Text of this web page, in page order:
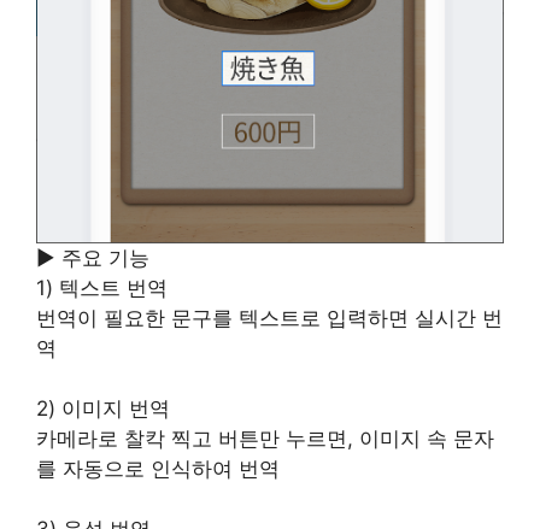
▶ 주요 기능
1) 텍스트 번역
번역이 필요한 문구를 텍스트로 입력하면 실시간 번
역
2) 이미지 번역
카메라로 찰칵 찍고 버튼만 누르면, 이미지 속 문자
를 자동으로 인식하여 번역